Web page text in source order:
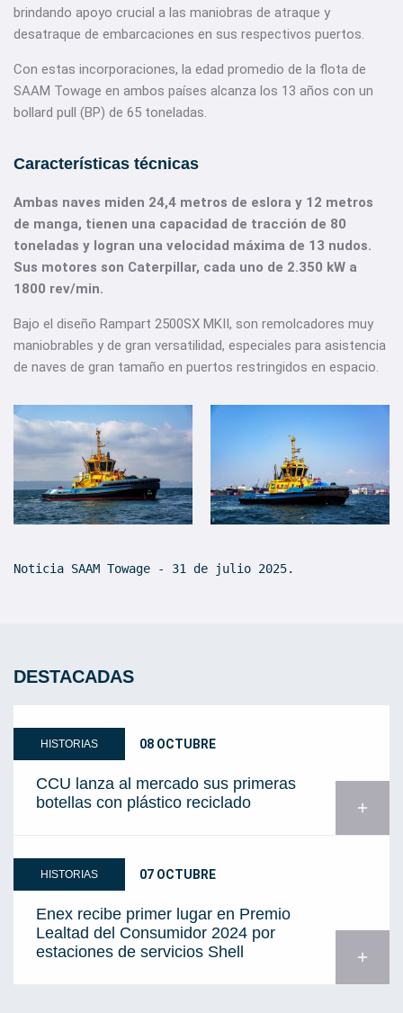
brindando apoyo crucial a las maniobras de atraque y
desatraque de embarcaciones en sus respectivos puertos.
Con estas incorporaciones, la edad promedio de la flota de
SAAM Towage en ambos países alcanza los 13 años con un
bollard pull (BP) de 65 toneladas.
Características técnicas
Ambas naves miden 24,4 metros de eslora y 12 metros
de manga, tienen una capacidad de tracción de 80
toneladas y logran una velocidad máxima de 13 nudos.
Sus motores son Caterpillar, cada uno de 2.350 kW a
1800 rev/min.
Bajo el diseño Rampart 2500SX MKII, son remolcadores muy
maniobrables y de gran versatilidad, especiales para asistencia
de naves de gran tamaño en puertos restringidos en espacio.
Noticia SAAM Towage - 31 de julio 2025.
DESTACADAS
HISTORIAS 08 OCTUBRE
CCU lanza al mercado sus primeras
botellas con plástico reciclado
add
HISTORIAS 07 OCTUBRE
Enex recibe primer lugar en Premio
Lealtad del Consumidor 2024 por
estaciones de servicios Shell
add